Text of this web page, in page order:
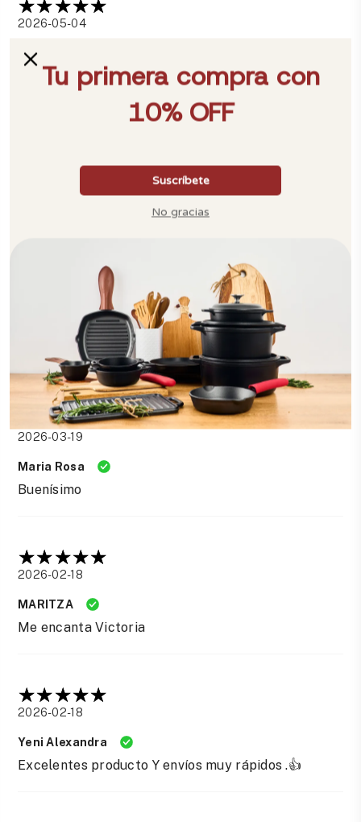
2026-05-04
Catalina
Lo recomiendo muy práctico y cómodo al usarlo.
Buen producto, muy recomendable, excelente uso.
Recomendado, excelente material
2026-03-19
Maria Rosa
Buenísimo
2026-02-18
MARITZA
Me encanta Victoria
2026-02-18
Yeni Alexandra
Excelentes producto Y envíos muy rápidos .👍